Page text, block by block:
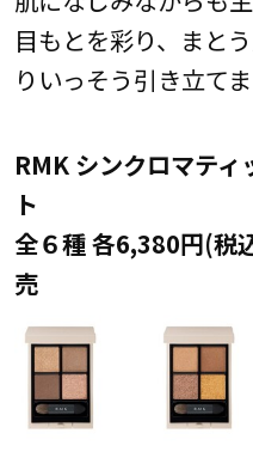
目もとを彩り、まと
りいっそう引き立てま
RMK シンクロマティ
ト
全６種 各6,380円(
売